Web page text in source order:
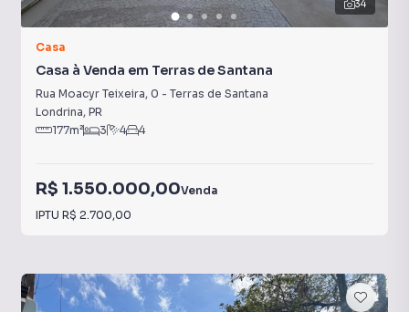
34
Casa
Casa à Venda em Terras de Santana
Rua Moacyr Teixeira, 0 - Terras de Santana
Londrina, PR
177m² 3 4 4
R$ 1.550.000,00Venda
IPTU R$ 2.700,00